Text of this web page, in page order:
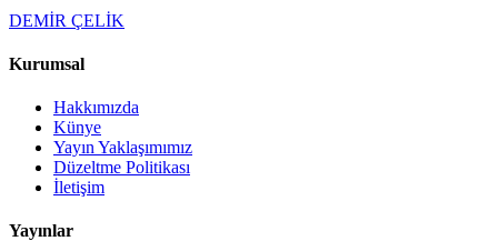
DEMİR ÇELİK
Kurumsal
Hakkımızda
Künye
Yayın Yaklaşımımız
Düzeltme Politikası
İletişim
Yayınlar